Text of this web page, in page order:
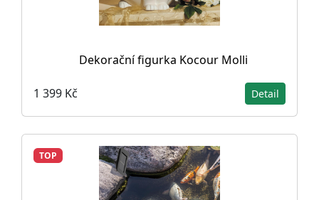
Dekorační figurka Kocour Molli
1 399 Kč Detail
TOP